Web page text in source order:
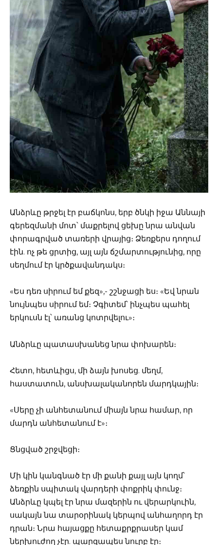
Անձրևը թրջել էր բաճկոնս, երբ ծնկի իջա Աննայի
գերեզմանի մոտ՝ մաքրելով ցեխը նրա անվան
փորագրված տառերի վրայից։ Ձեռքերս դողում
էին. ոչ թե ցրտից, այլ այն ճշմարտությունից, որը
սեղմում էր կրծքավանդակս։
«Ես դեռ սիրում եմ քեզ»,- շշնջացի ես։ «Եվ նրան
նույնպես սիրում եմ։ Չգիտեմ՝ ինչպես պահել
երկուսն էլ՝ առանց կոտրվելու»։
Անձրևը պատասխանեց նրա փոխարեն։
Հետո, հետևիցս, մի ձայն խոսեց. մեղմ,
հաստատուն, անսխալականորեն մարդկային։
«Սերը չի անհետանում միայն նրա համար, որ
մարդն անհետանում է»։
Ցնցված շրջվեցի։
Մի կին կանգնած էր մի քանի քայլ այն կողմ՝
ձեռքին սպիտակ վարդերի փոքրիկ փունջ։
Անձրևը կպել էր նրա մազերին ու վերարկուին,
սակայն նա տարօրինակ կերպով անհաղորդ էր
դրան։ Նրա հայացքը հետաքրքրասեր կամ
ներխուժող չէր. պարզապես նուրբ էր։